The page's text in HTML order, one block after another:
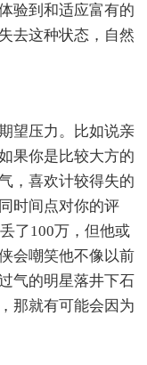
验到和适应富有的
去这种状态，自然
望压力。比如说亲
果你是比较大方的
，喜欢计较得失的
时间点对你的评
了100万，但他或
会嘲笑他不像以前
气的明星落井下石
那就有可能会因为